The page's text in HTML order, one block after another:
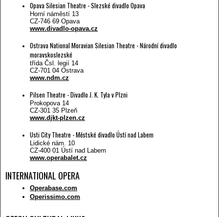
Opava Silesian Theatre - Slezské divadlo Opava
Horní náměstí 13
CZ-746 69 Opava
www.divadlo-opava.cz
Ostrava National Moravian Silesian Theatre - Národní divadlo
moravskoslezské
třída Čsl. legií 14
CZ-701 04 Ostrava
www.ndm.cz
Pilsen Theatre - Divadlo J. K. Tyla v Plzni
Prokopova 14
CZ-301 35 Plzeň
www.djkt-plzen.cz
Usti City Theatre - Městské divadlo Ústí nad Labem
Lidické nám. 10
CZ-400 01 Ústí nad Labem
www.operabalet.cz
INTERNATIONAL OPERA
Operabase.com
Operissimo.com